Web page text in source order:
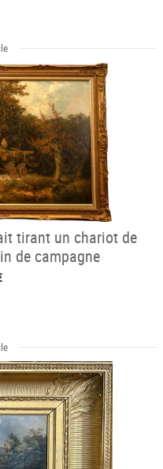
tirant un chariot de
de campagne